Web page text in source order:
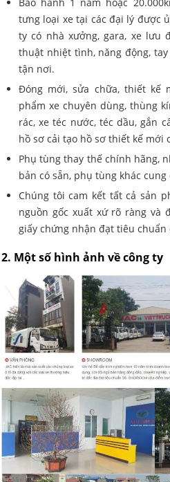
Bảo hành 1 năm hoặc
tưng loại xe tại các đại lý được
ty có nhà xưởng, gara, xe lưu
thuật nhiệt tình, năng động,
tận nơi.
Đóng mới, sửa chữa, thiết kế
phẩm xe chuyên dùng, thùng
rác, xe téc nước, téc dầu, gắn
hồ sơ cải tạo hồ sơ thiết kế mới
Phụ tùng thay thế chính hãng,
bản có sẵn, phụ tùng khác
Chúng tôi cam kết tất cả sản
nguồn gốc xuất xứ rõ ràng và
giấy chứng nhận đạt tiêu
2. Một số hình ảnh về công ty